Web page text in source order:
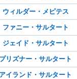
ウィルダー・メピテス
ファニー・サルタート
ジェイド・サルタート
プリズナー・サルタート
アイランド・サルタート